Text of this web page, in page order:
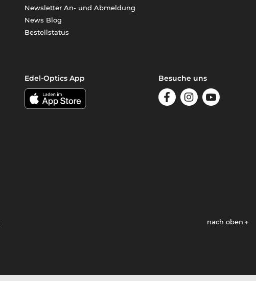
Newsletter An- und Abmeldung
News Blog
Bestellstatus
Edel-Optics App Besuche uns
nach oben